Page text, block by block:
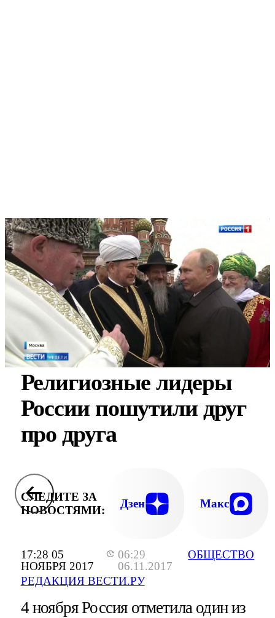
17:28 05
НОЯБРЯ 2017
06:29
06.11.2017
РЕДАКЦИЯ ВЕСТИ.РУ
ОБЩЕСТВО
Религиозные лидеры
России пошутили друг
про друга
СЛЕДИТЕ ЗА
НОВОСТЯМИ:
Дзен Макс
4 ноября Россия отметила один из